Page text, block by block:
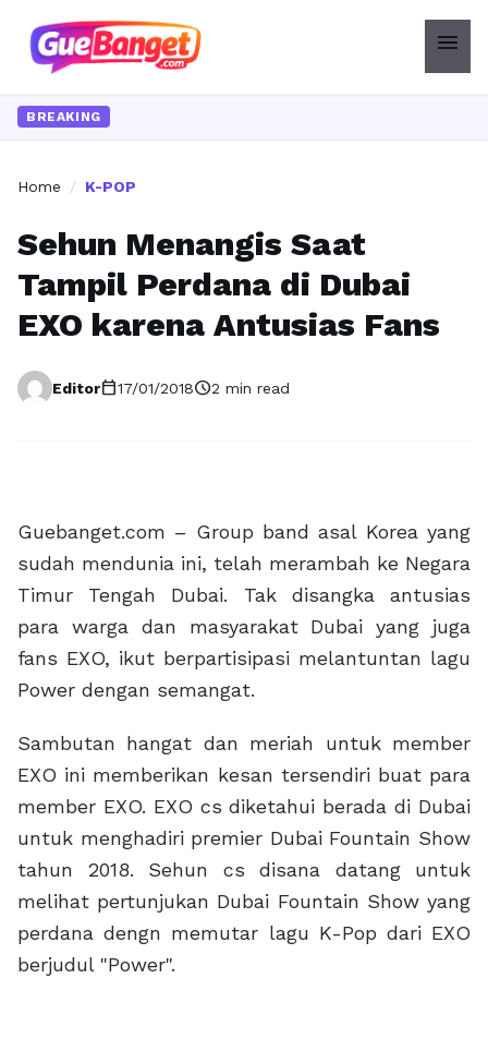
menu
BREAKING
Home / K-POP
Sehun Menangis Saat
Tampil Perdana di Dubai
EXO karena Antusias Fans
Editorcalendar_today17/01/2018schedule2 min read
Guebanget.com – Group band asal Korea yang
sudah mendunia ini, telah merambah ke Negara
Timur Tengah Dubai. Tak disangka antusias
para warga dan masyarakat Dubai yang juga
fans EXO, ikut berpartisipasi melantuntan lagu
Power dengan semangat.
Sambutan hangat dan meriah untuk member
EXO ini memberikan kesan tersendiri buat para
member EXO. EXO cs diketahui berada di Dubai
untuk menghadiri premier Dubai Fountain Show
tahun 2018. Sehun cs disana datang untuk
melihat pertunjukan Dubai Fountain Show yang
perdana dengn memutar lagu K-Pop dari EXO
berjudul "Power".